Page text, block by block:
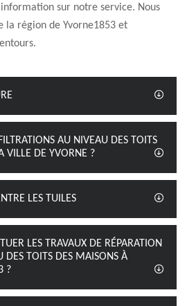
sur notre service. Nous
la région de Yvorne1853 et
AU NIVEAU DES TOITS
VILLE DE YVORNE ?
LES TUILES
LES TRAVAUX DE RÉPARATION
DES TOITS DES MAISONS À
?